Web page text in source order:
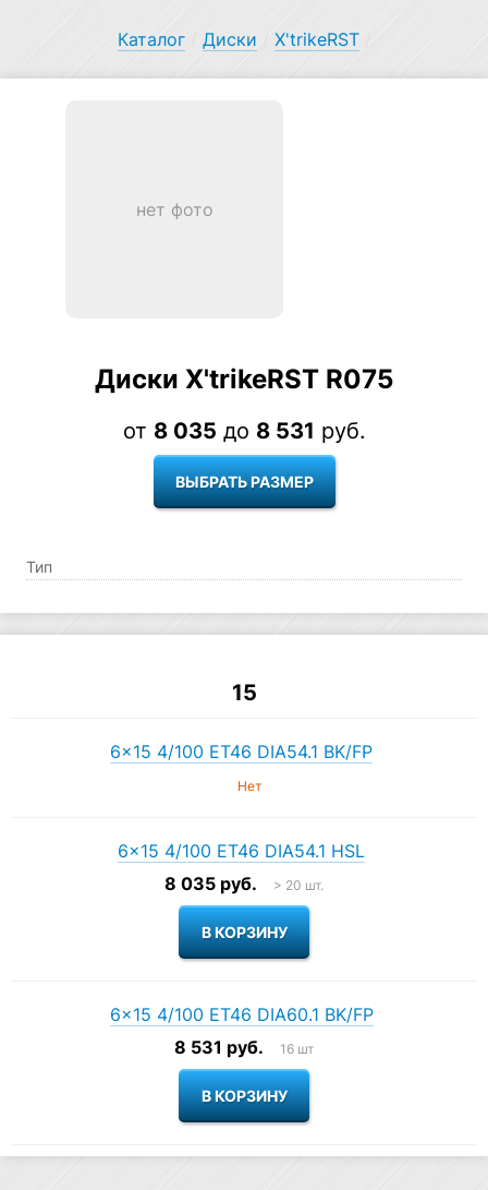
Каталог/ Диски X'trikeRST/
нет фото
Диски X'trikeRST R075
от 8 035 до 8 531 руб.
ВЫБРАТЬ РАЗМЕР
Тип
15
6×15 4/100 ET46 DIA54.1 BK/FP
Нет
6×15 4/100 ET46 DIA54.1 HSL
8 035 руб.
> 20 шт.
6×15 4/100 ET46 DIA60.1 BK/FP
8 531 руб.
16 шт